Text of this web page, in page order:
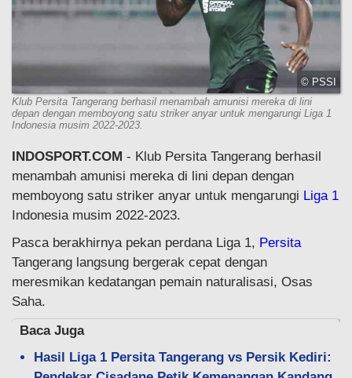
© PSSI
Klub Persita Tangerang berhasil menambah amunisi mereka di lini
depan dengan memboyong satu striker anyar untuk mengarungi Liga 1
Indonesia musim 2022-2023.
INDOSPORT.COM - Klub Persita Tangerang berhasil
menambah amunisi mereka di lini depan dengan
memboyong satu striker anyar untuk mengarungi Liga 1
Indonesia musim 2022-2023.
Pasca berakhirnya pekan perdana Liga 1, Persita
Tangerang langsung bergerak cepat dengan
meresmikan kedatangan pemain naturalisasi, Osas
Saha.
Baca Juga
Hasil Liga 1 Persita Tangerang vs Persik Kediri: